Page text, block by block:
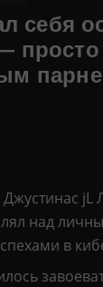
себя
просто
jL
над
в